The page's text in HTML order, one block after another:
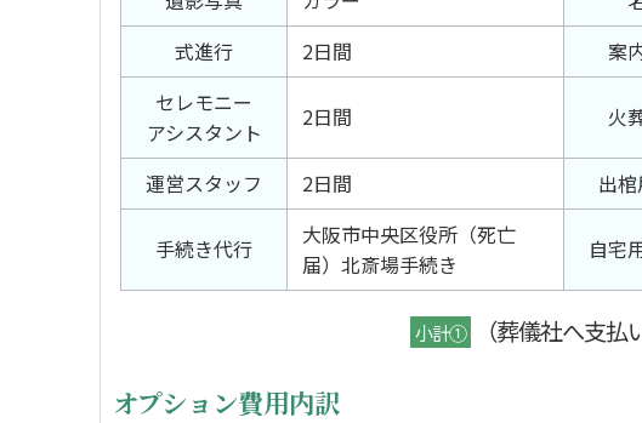
式進行
2日間 案
セレモニー
アシスタント
2日間 火
運営スタッフ
2日間 出
手続き代行
大阪市中央区役所（死亡
届）北斎場手続き
自宅
小計① （葬儀社へ支
オプション費用内訳